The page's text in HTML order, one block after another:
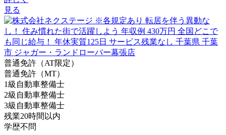
見る
普通免許（AT限定）
普通免許（MT）
1級自動車整備士
2級自動車整備士
3級自動車整備士
残業20時間以内
学歴不問